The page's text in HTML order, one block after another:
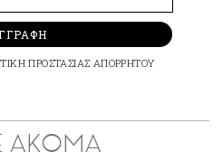
ΠΡΟΣΤΑΣΙΑΣ ΑΠΟΡΡΗΤΟΥ
ΑΚΟΜΑ